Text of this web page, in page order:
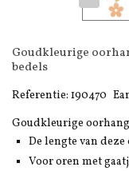
Goudkleurige
bedels
Referentie: 190470
Goudkleurige
De lengte van
Voor oren met